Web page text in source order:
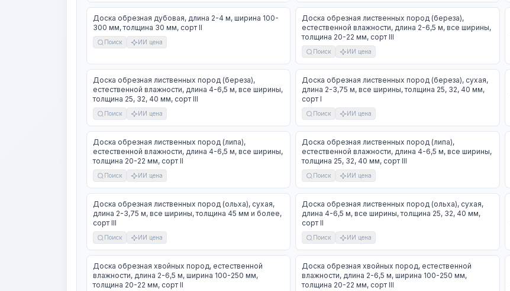
Доска обрезная дубовая, длина 2-4 м, ширина 100-
300 мм, толщина 30 мм, сорт II
Поиск ИИ цена
Доска обрезная лиственных пород (береза),
естественной влажности, длина 2-6,5 м, все ширины,
толщина 20-22 мм, сорт III
Поиск ИИ цена
Доска обрезная лиственных пород (береза),
естественной влажности, длина 4-6,5 м, все ширины,
толщина 25, 32, 40 мм, сорт III
Поиск ИИ цена
Доска обрезная лиственных пород (береза), сухая,
длина 2-3,75 м, все ширины, толщина 25, 32, 40 мм,
сорт I
Поиск ИИ цена
Доска обрезная лиственных пород (липа),
естественной влажности, длина 4-6,5 м, все ширины,
толщина 20-22 мм, сорт II
Поиск ИИ цена
Доска обрезная лиственных пород (липа),
естественной влажности, длина 4-6,5 м, все ширины,
толщина 25, 32, 40 мм, сорт III
Поиск ИИ цена
Доска обрезная лиственных пород (ольха), сухая,
длина 2-3,75 м, все ширины, толщина 45 мм и более,
сорт III
Поиск ИИ цена
Доска обрезная лиственных пород (ольха), сухая,
длина 4-6,5 м, все ширины, толщина 25, 32, 40 мм,
сорт II
Поиск ИИ цена
Доска обрезная хвойных пород, естественной
влажности, длина 2-6,5 м, ширина 100-250 мм,
толщина 20-22 мм, сорт II
Доска обрезная хвойных пород, естественной
влажности, длина 2-6,5 м, ширина 100-250 мм,
толщина 20-22 мм, сорт III